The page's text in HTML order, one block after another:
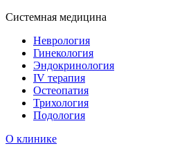
Системная медицина
Неврология
Гинекология
Эндокринология
IV терапия
Остеопатия
Трихология
Подология
О клинике